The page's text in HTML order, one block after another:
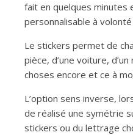
fait en quelques minutes
personnalisable à volonté
Le stickers permet de
pièce, d’une voiture,
choses encore et ce à
L’option sens inverse,
de réalisé une symétrie
stickers ou du lettrage